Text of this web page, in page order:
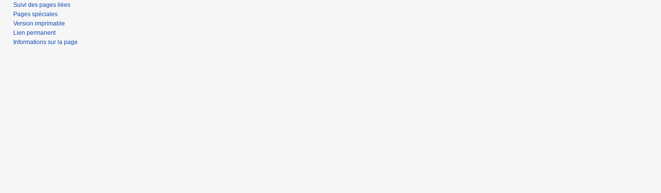
Suivi des pages liées
Pages spéciales
Version imprimable
Lien permanent
Informations sur la page